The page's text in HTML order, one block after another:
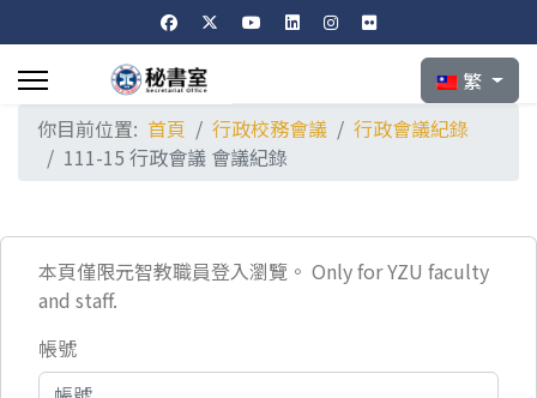
選擇你的語言
繁
你目前位置: 首頁 行政校務會議
行政會議紀錄
111-15 行政會議 會議紀錄
本頁僅限元智教職員登入瀏覽。 Only for YZU faculty
and staff.
帳號